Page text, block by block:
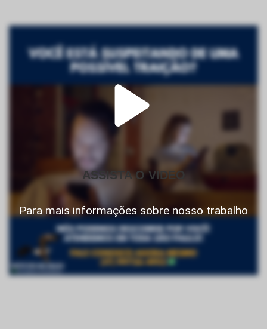
ASSISTA O VIDEO
Para mais informações sobre nosso trabalho